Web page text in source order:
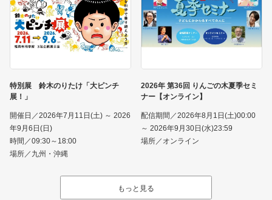
特別展 鈴木のりたけ「大ピンチ
展！」
開催日／2026年7月11日(土) ～ 2026
年9月6日(日)
時間／09:30～18:00
場所／九州・沖縄
2026年 第36回 りんごの木夏季セミ
ナー【オンライン】
配信期間／2026年8月1日(土)00:00
～ 2026年9月30日(水)23:59
場所／オンライン
もっと見る